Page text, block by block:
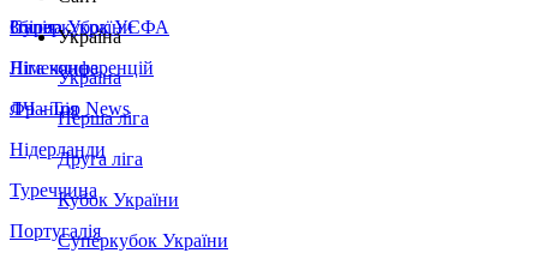
Збірна України
Італія
Німеччина
Франція
Нідерланди
Туреччина
Португалія
Суперкубок УЄФА
Ліга конференцій
ЛЧ - Top News
Україна
Україна
Перша ліга
Друга ліга
Кубок України
Суперкубок України